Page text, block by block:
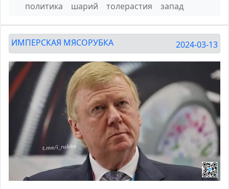
политика
шарий толерастия запад
ИМПЕРСКАЯ МЯСОРУБКА 2024-03-13